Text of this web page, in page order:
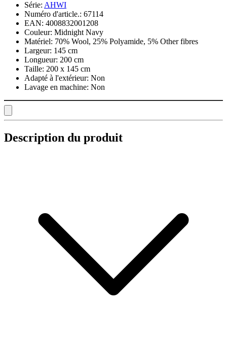
Série: AHWI
Numéro d'article.: 67114
EAN: 4008832001208
Couleur: Midnight Navy
Matériel: 70% Wool, 25% Polyamide, 5% Other fibres
Largeur: 145 cm
Longueur: 200 cm
Taille: 200 x 145 cm
Adapté à l'extérieur: Non
Lavage en machine: Non
Description du produit